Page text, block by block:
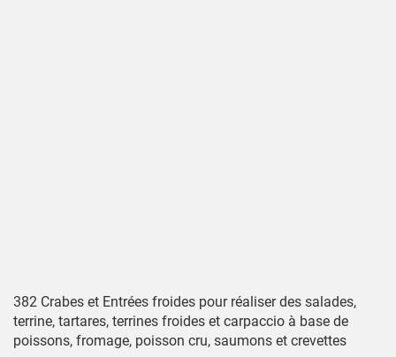
382 Crabes et Entrées froides pour réaliser des salades,
terrine, tartares, terrines froides et carpaccio à base de
poissons, fromage, poisson cru, saumons et crevettes